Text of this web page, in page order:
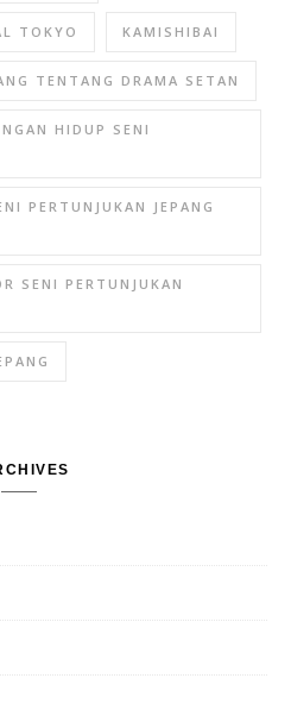
TOKYO KAMISHIBAI
TENTANG DRAMA SETAN
HIDUP SENI
PERTUNJUKAN JEPANG
SENI PERTUNJUKAN